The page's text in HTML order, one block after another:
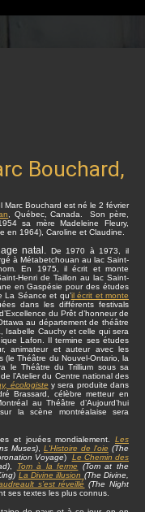
Bouchard,
Marc Bouchard est né le 2 février
, Québec, Canada. Son père,
sa mère Madeleine Fleury,
en 1964), Caroline et Claudine.
natal.
De 1970 à 1973, il
à Métabetchouan au lac Saint-
En 1975, il écrit et monte
Henri de Taillon au lac Saint-
en Gaspésie pour des études
La Séance et qu’il écrit et monte
dans les différents festivals
du Prêt d’honneur de
au département de théâtre
Isabelle Cauchy et celle qui sera
Lafon. Il termine ses études
animateur et auteur avec les
(le Théâtre du Nouvel-Ontario, la
le Théâtre du Trillium sous sa
l’Atelier du Centre national des
écologiste y sera produite dans
Brassard, célèbre metteur en
au Théâtre d’Aujourd’hui
la scène montréalaise sera
et jouées mondialement. Les
Muses) L'Histoire de l'oie (The
Voyage) Le Chemin des
Tom à la ferme
(Tom at the
La Divine illusion (The Divine,
s’est réveillé (The Night
ses textes les plus connus.